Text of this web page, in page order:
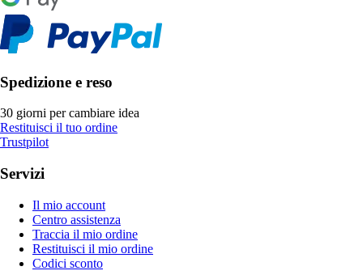
Spedizione e reso
30 giorni per cambiare idea
Restituisci il tuo ordine
Trustpilot
Servizi
Il mio account
Centro assistenza
Traccia il mio ordine
Restituisci il mio ordine
Codici sconto